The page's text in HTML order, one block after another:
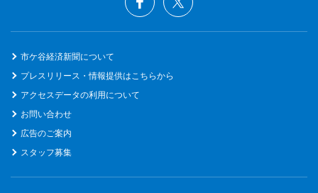
市ケ谷経済新聞について
プレスリリース・情報提供はこちらから
アクセスデータの利用について
お問い合わせ
広告のご案内
スタッフ募集